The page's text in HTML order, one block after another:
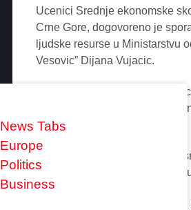
News Tabs
Europe
Politics
Business
Ucenici Srednje ekonomske
Crne Gore, dogovoreno je
ljudske resurse u Ministarstvu
Vesovic” Dijana Vujacic.
Sporazumom se predvida da
za koje se obrazuju i
Vojske Crne Gore.
Na taj nacin, porucuje
zanimanja koja su zastupljena
Volkov je istakao da u